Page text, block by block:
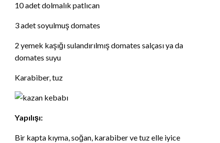
10 adet dolmalık patlıcan
3 adet soyulmuş domates
2 yemek kaşığı sulandırılmış domates salçası ya da
domates suyu
Karabiber, tuz
Yapılışı:
Bir kapta kıyma, soğan, karabiber ve tuz elle iyice